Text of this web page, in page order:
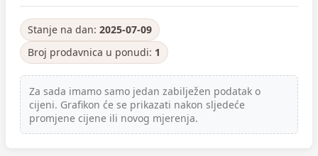
Stanje na dan: 2025-07-09
Broj prodavnica u ponudi: 1
Za sada imamo samo jedan zabilježen podatak o
cijeni. Grafikon će se prikazati nakon sljedeće
promjene cijene ili novog mjerenja.